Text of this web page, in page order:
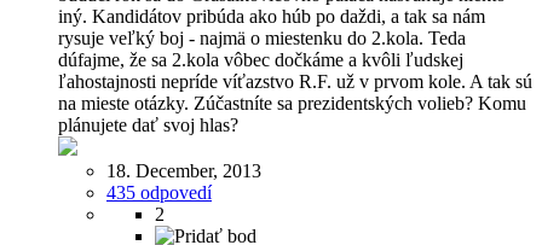
iný. Kandidátov pribúda ako húb po daždi, a tak sa nám
rysuje veľký boj - najmä o miestenku do 2.kola. Teda
dúfajme, že sa 2.kola vôbec dočkáme a kvôli ľudskej
ľahostajnosti nepríde víťazstvo R.F. už v prvom kole. A tak sú
na mieste otázky. Zúčastníte sa prezidentských volieb? Komu
plánujete dať svoj hlas?
18. December, 2013
435 odpovedí
2